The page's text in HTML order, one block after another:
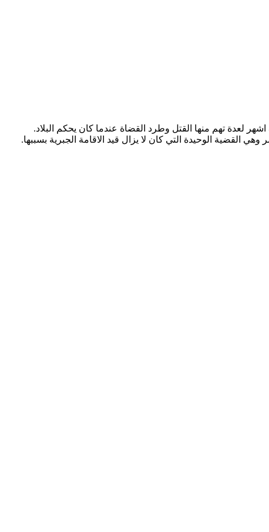
لعدة تهم منها القتل وطرد القضاة عندما كان يحكم البلاد.
الوحيدة التي كان لا يزال قيد الاقامة الجبرية بسببها.